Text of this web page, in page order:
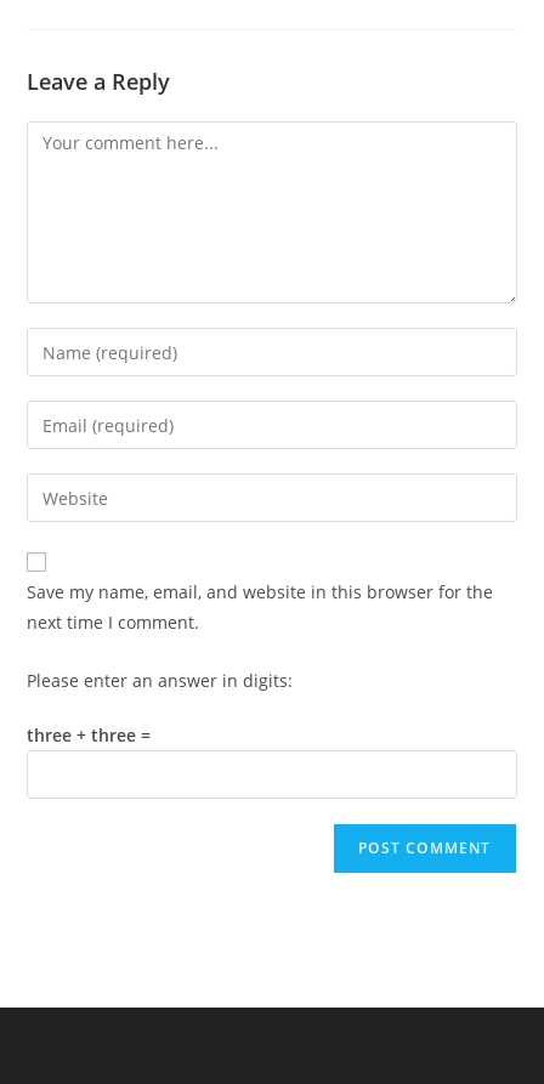
Leave a Reply
Comment
Enter
your
name
comment
Enter
your
email
address
comment
Enter
your
website
URL
(optional)
Save my name, email, and website in this browser for the
next time I comment.
Please enter an answer in digits:
three + three =